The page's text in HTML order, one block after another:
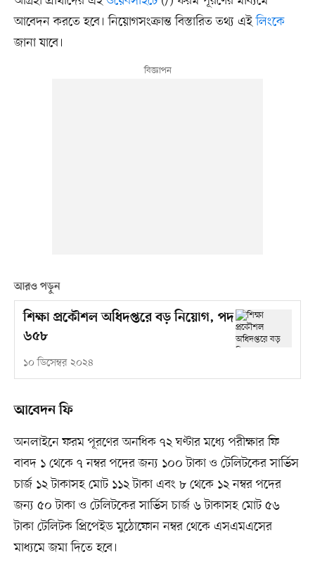
আবেদন করতে হবে। নিয়োগসংক্রান্ত বিস্তারিত তথ্য এইলিংকে
জানা যাবে।
আরও পড়ুন
শিক্ষা প্রকৌশল অধিদপ্তরে বড় নিয়োগ, পদ
৬৫৮
১০ ডিসেম্বর ২০২৪
আবেদন ফি
অনলাইনে ফরম পূরণের অনধিক ৭২ ঘণ্টার মধ্যে পরীক্ষার ফি
বাবদ ১ থেকে ৭ নম্বর পদের জন্য ১০০ টাকা ও টেলিটকের সার্ভিস
চার্জ ১২ টাকাসহ মোট ১১২ টাকা এবং ৮ থেকে ১২ নম্বর পদের
জন্য ৫০ টাকা ও টেলিটকের সার্ভিস চার্জ ৬ টাকাসহ মোট ৫৬
টাকা টেলিটক প্রিপেইড মুঠোফোন নম্বর থেকে এসএমএসের
মাধ্যমে জমা দিতে হবে।